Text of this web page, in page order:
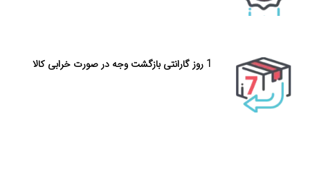
1 روز گارانتی بازگشت وجه در صورت خرابی کالا